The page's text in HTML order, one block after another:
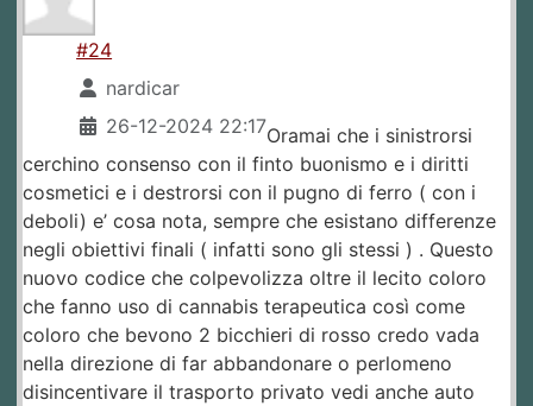
#24
nardicar
26-12-2024 22:17Oramai che i sinistrorsi
cerchino consenso con il finto buonismo e i diritti
cosmetici e i destrorsi con il pugno di ferro ( con i
deboli) e’ cosa nota, sempre che esistano differenze
negli obiettivi finali ( infatti sono gli stessi ) . Questo
nuovo codice che colpevolizza oltre il lecito coloro
che fanno uso di cannabis terapeutica così come
coloro che bevono 2 bicchieri di rosso credo vada
nella direzione di far abbandonare o perlomeno
disincentivare il trasporto privato vedi anche auto